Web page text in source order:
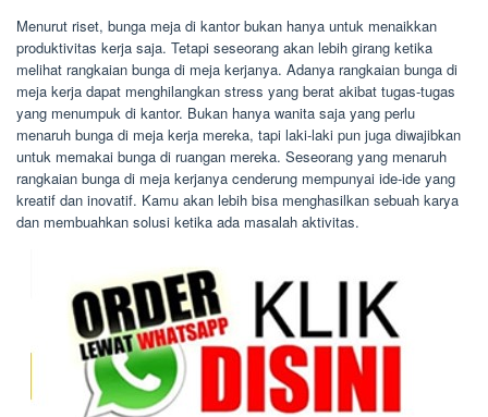
Menurut riset, bunga meja di kantor bukan hanya untuk menaikkan
produktivitas kerja saja. Tetapi seseorang akan lebih girang ketika
melihat rangkaian bunga di meja kerjanya. Adanya rangkaian bunga di
meja kerja dapat menghilangkan stress yang berat akibat tugas-tugas
yang menumpuk di kantor. Bukan hanya wanita saja yang perlu
menaruh bunga di meja kerja mereka, tapi laki-laki pun juga diwajibkan
untuk memakai bunga di ruangan mereka. Seseorang yang menaruh
rangkaian bunga di meja kerjanya cenderung mempunyai ide-ide yang
kreatif dan inovatif. Kamu akan lebih bisa menghasilkan sebuah karya
dan membuahkan solusi ketika ada masalah aktivitas.